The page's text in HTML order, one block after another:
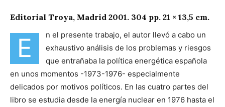
Editorial Troya, Madrid 2001. 304 pp. 21 × 13,5 cm.
E
n el presente trabajo, el autor llevó a cabo un
exhaustivo análisis de los problemas y riesgos
que entrañaba la política energética española
en unos momentos -1973-1976- especialmente
delicados por motivos políticos. En las cuatro partes del
libro se estudia desde la energía nuclear en 1976 hasta el